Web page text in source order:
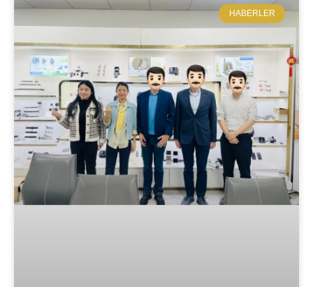
​HABERLER